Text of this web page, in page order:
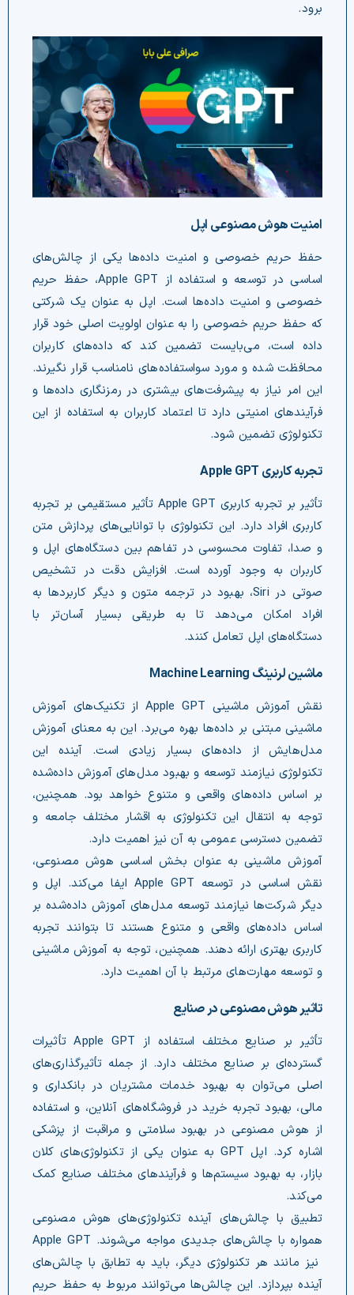
برود.
امنیت هوش مصنوعی اپل
حفظ حریم خصوصی و امنیت داده‌ها یکی از چالش‌های
اساسی در توسعه و استفاده از Apple GPT، حفظ حریم
خصوصی و امنیت داده‌ها است. اپل به عنوان یک شرکتی
که حفظ حریم خصوصی را به عنوان اولویت اصلی خود قرار
داده است، می‌بایست تضمین کند که داده‌های کاربران
محافظت شده و مورد سواستفاده‌های نامناسب قرار نگیرند.
این امر نیاز به پیشرفت‌های بیشتری در رمزنگاری داده‌ها و
فرآیندهای امنیتی دارد تا اعتماد کاربران به استفاده از این
تکنولوژی تضمین شود.
تجربه کاربری Apple GPT
تأثیر بر تجربه کاربری Apple GPT تأثیر مستقیمی بر تجربه
کاربری افراد دارد. این تکنولوژی با توانایی‌های پردازش متن
و صدا، تفاوت محسوسی در تفاهم بین دستگاه‌های اپل و
کاربران به وجود آورده است. افزایش دقت در تشخیص
صوتی در Siri، بهبود در ترجمه متون و دیگر کاربردها به
افراد امکان می‌دهد تا به طریقی بسیار آسان‌تر با
دستگاه‌های اپل تعامل کنند.
ماشین لرنینگ Machine Learning
نقش آموزش ماشینی Apple GPT از تکنیک‌های آموزش
ماشینی مبتنی بر داده‌ها بهره می‌برد. این به معنای آموزش
مدل‌هایش از داده‌های بسیار زیادی است. آینده این
تکنولوژی نیازمند توسعه و بهبود مدل‌های آموزش داده‌شده
بر اساس داده‌های واقعی و متنوع خواهد بود. همچنین،
توجه به انتقال این تکنولوژی به اقشار مختلف جامعه و
تضمین دسترسی عمومی به آن نیز اهمیت دارد.
آموزش ماشینی به عنوان بخش اساسی هوش مصنوعی،
نقش اساسی در توسعه Apple GPT ایفا می‌کند. اپل و
دیگر شرکت‌ها نیازمند توسعه مدل‌های آموزش داده‌شده بر
اساس داده‌های واقعی و متنوع هستند تا بتوانند تجربه
کاربری بهتری ارائه دهند. همچنین، توجه به آموزش ماشینی
و توسعه مهارت‌های مرتبط با آن اهمیت دارد.
تاثیر هوش مصنوعی در صنایع
تأثیر بر صنایع مختلف استفاده از Apple GPT تأثیرات
گسترده‌ای بر صنایع مختلف دارد. از جمله تأثیرگذاری‌های
اصلی می‌توان به بهبود خدمات مشتریان در بانکداری و
مالی، بهبود تجربه خرید در فروشگاه‌های آنلاین، و استفاده
از هوش مصنوعی در بهبود سلامتی و مراقبت از پزشکی
اشاره کرد. اپل GPT به عنوان یکی از تکنولوژی‌های کلان
بازار، به بهبود سیستم‌ها و فرآیندهای مختلف صنایع کمک
می‌کند.
تطبیق با چالش‌های آینده تکنولوژی‌های هوش مصنوعی
همواره با چالش‌های جدیدی مواجه می‌شوند. Apple GPT
نیز مانند هر تکنولوژی دیگر، باید به تطابق با چالش‌های
آینده بپردازد. این چالش‌ها می‌توانند مربوط به حفظ حریم